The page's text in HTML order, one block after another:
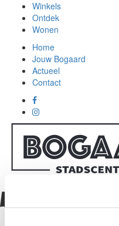
Winkels
Ontdek
Wonen
Home
Jouw Bogaard
Actueel
Contact